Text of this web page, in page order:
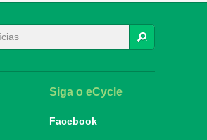
Siga o eCycle
Facebook